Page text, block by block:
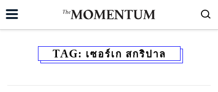
TAG: เซอร์เก สกริปาล